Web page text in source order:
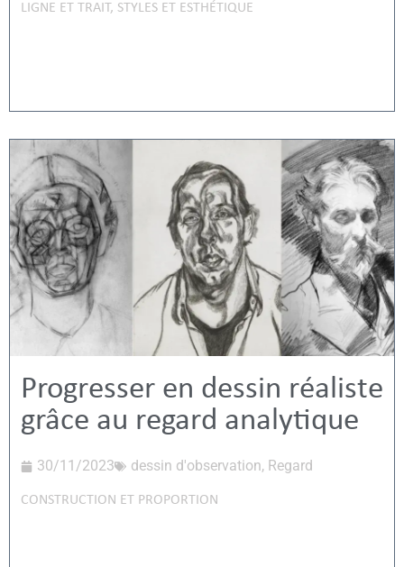
LIGNE ET TRAIT, STYLES ET ESTHÉTIQUE
Progresser en dessin réaliste
grâce au regard analytique
30/11/2023 dessin d'observation, Regard
CONSTRUCTION ET PROPORTION